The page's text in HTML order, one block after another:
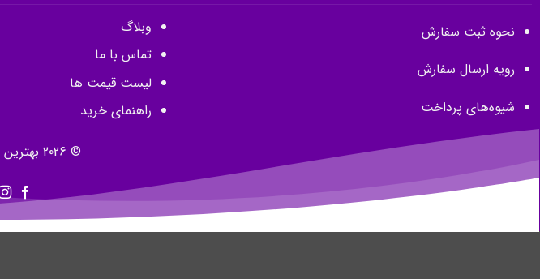
نحوه ثبت سفارش
رویه ارسال سفارش
شیوه‌های پرداخت
وبلاگ
تماس با ما
لیست قیمت ها
راهنمای خرید
© 2026 بهترین لپ تاپ برای شما